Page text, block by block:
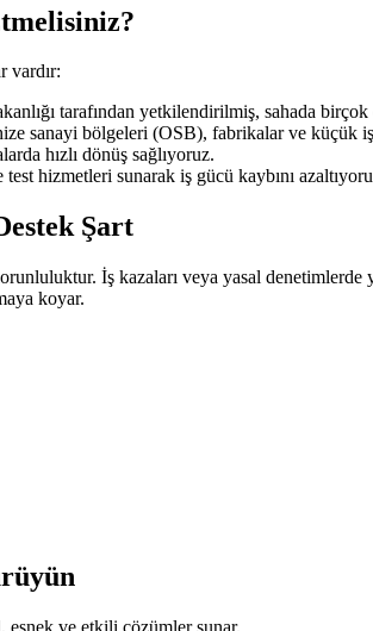
vardır:
tarafından yetkilendirilmiş, sahada
sanayi bölgeleri (OSB), fabrikalar ve küçük
hızlı dönüş sağlıyoruz.
hizmetleri sunarak iş gücü kaybını
Şart
İş kazaları veya yasal
koyar.
esnek ve etkili çözümler sunar.